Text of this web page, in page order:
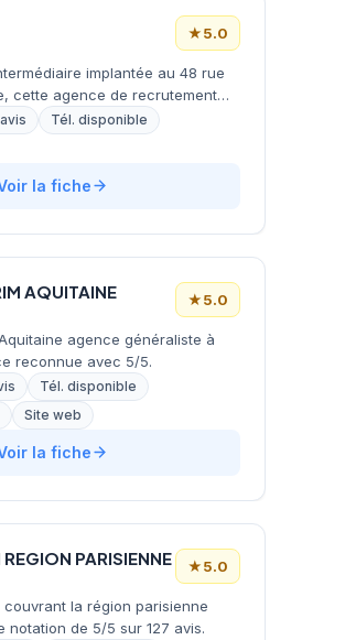
dans l'écosystème RH de
★5.0
implantée au 48 rue
cette agence de recrutement
de placement et conseil en
dans la métropole lilloise. Le
excellente réputation auprès
une note parfaite de 5/5 étoiles
Tél. disponible
la fiche
AQUITAINE ★5.0
Aquitaine agence généraliste à
reconnue avec 5/5.
Tél. disponible
Site web
la fiche
PARISIENNE ★5.0
la région parisienne
notation de 5/5 sur 127 avis.